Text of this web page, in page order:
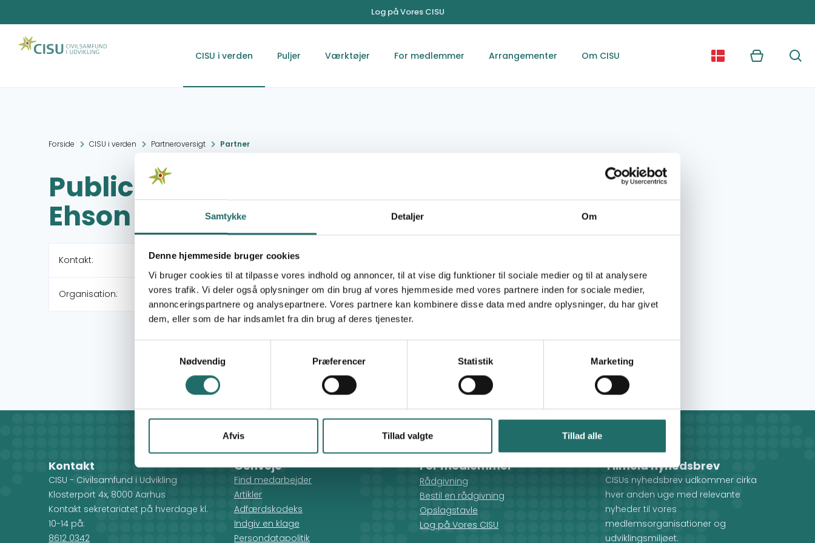
Samtykke Detaljer Om
Denne hjemmeside bruger cookies
Vi bruger cookies til at tilpasse vores indhold og annoncer, til at vise dig funktioner til sociale medier og til at analysere
vores trafik. Vi deler også oplysninger om din brug af vores hjemmeside med vores partnere inden for sociale medier,
annonceringspartnere og analysepartnere. Vores partnere kan kombinere disse data med andre oplysninger, du har givet
dem, eller som de har indsamlet fra din brug af deres tjenester.
Nødvendig
Præferencer Statistik Marketing
Afvis Tillad valgte Tillad alle
Log på Vores CISU
CISU i verden Puljer Værktøjer For medlemmer Arrangementer Om CISU Kurv Søg
Forside CISU i verden Partneroversigt Partner
Public organization Chashmai
Ehson (POCHE)
Kontakt: chashmaiehson@mail.ru
Organisation: Mission Øst
Kontakt
CISU - Civilsamfund i Udvikling
Klosterport 4x, 8000 Aarhus
Kontakt sekretariatet på hverdage kl.
10-14 på:
8612 0342
Genveje
Find medarbejder
Artikler
Adfærdskodeks
Indgiv en klage
Persondatapolitik
For medlemmer
Rådgivning
Bestil en rådgivning
Opslagstavle
Log på Vores CISU
Tilmeld nyhedsbrev
CISUs nyhedsbrev udkommer cirka
hver anden uge med relevante
nyheder til vores
medlemsorganisationer og
udviklingsmiljøet.